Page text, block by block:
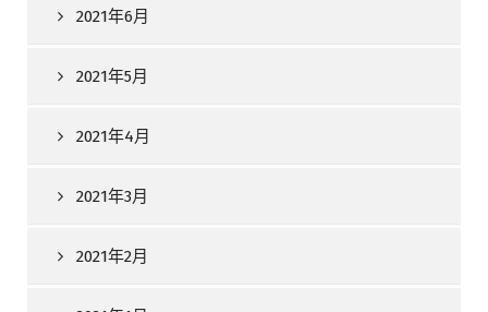
2021年6月
2021年5月
2021年4月
2021年3月
2021年2月